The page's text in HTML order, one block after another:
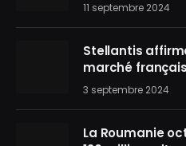
11 septembre 2024
Stellantis
marché français
3 septembre 2024
La Roumanie